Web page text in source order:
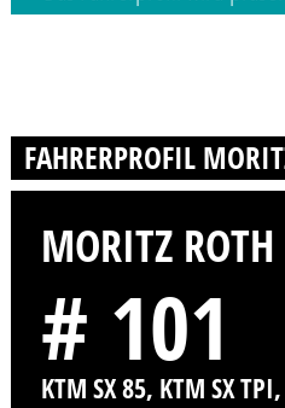
FAHRERPROFIL
MORITZ ROTH
# 101
KTM SX 85, KTM SX